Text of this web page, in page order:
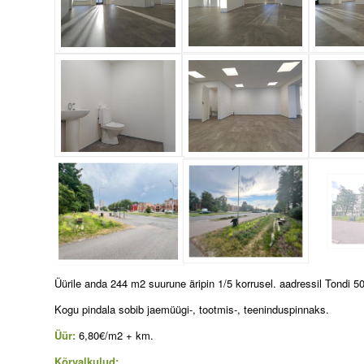
Üürile anda 244 m2 suurune äripin 1/5 korrusel. aadressil Tondi
Kogu pindala sobib jaemüügi-, tootmis-, teeninduspinnaks.
Üür: 6,80€/m2 + km.